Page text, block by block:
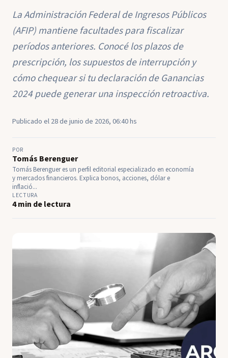
La Administración Federal de Ingresos Públicos
(AFIP) mantiene facultades para fiscalizar
períodos anteriores. Conocé los plazos de
prescripción, los supuestos de interrupción y
cómo chequear si tu declaración de Ganancias
2024 puede generar una inspección retroactiva.
Publicado el 28 de junio de 2026, 06:40 hs
POR
Tomás Berenguer
Tomás Berenguer es un perfil editorial especializado en economía
y mercados financieros. Explica bonos, acciones, dólar e
inflació...
LECTURA
4 min de lectura